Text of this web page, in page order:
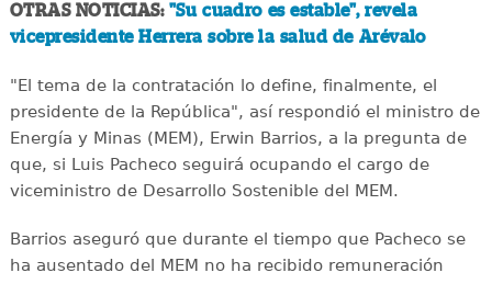
OTRAS NOTICIAS: "Su cuadro es estable", revela
vicepresidente Herrera sobre la salud de Arévalo
"El tema de la contratación lo define, finalmente, el
presidente de la República", así respondió el ministro de
Energía y Minas (MEM), Erwin Barrios, a la pregunta de
que, si Luis Pacheco seguirá ocupando el cargo de
viceministro de Desarrollo Sostenible del MEM.
Barrios aseguró que durante el tiempo que Pacheco se
ha ausentado del MEM no ha recibido remuneración